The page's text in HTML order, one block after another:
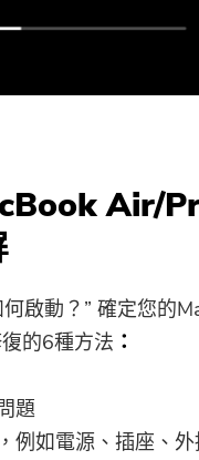
Air/
啟動？” 確定您的
的6種方法 ：
題
例如電源、插座、
應用程序的最
惠信息和新聞。
郵件地址